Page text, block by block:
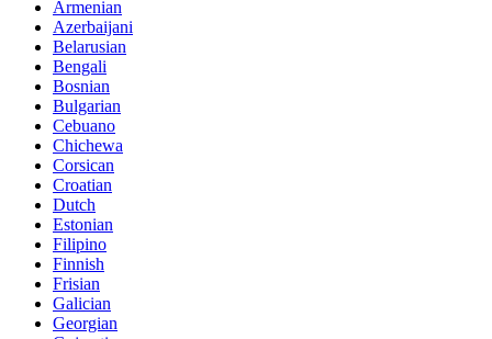
Armenian
Azerbaijani
Belarusian
Bengali
Bosnian
Bulgarian
Cebuano
Chichewa
Corsican
Croatian
Dutch
Estonian
Filipino
Finnish
Frisian
Galician
Georgian